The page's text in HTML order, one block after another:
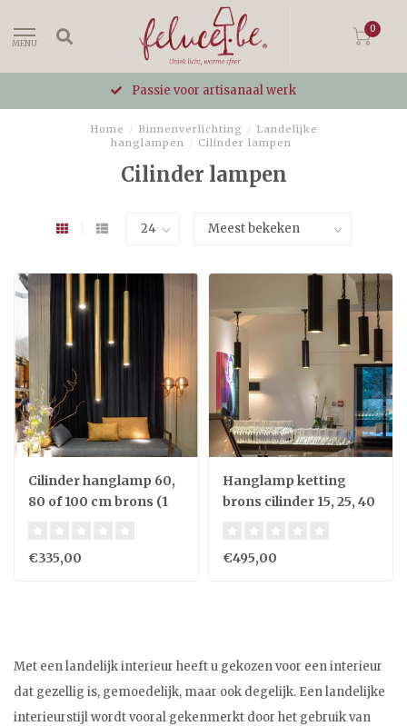
MENU
0
Passie voor artisanaal werk
Home / Binnenverlichting / Landelijke
hanglampen / Cilinder lampen
Cilinder lampen
Cilinder hanglamp 60,
80 of 100 cm brons (1
€335,00
Hanglamp ketting
brons cilinder 15, 25, 40
€495,00
Met een landelijk interieur heeft u gekozen voor een interieur
dat gezellig is, gemoedelijk, maar ook degelijk. Een landelijke
interieurstijl wordt vooral gekenmerkt door het gebruik van